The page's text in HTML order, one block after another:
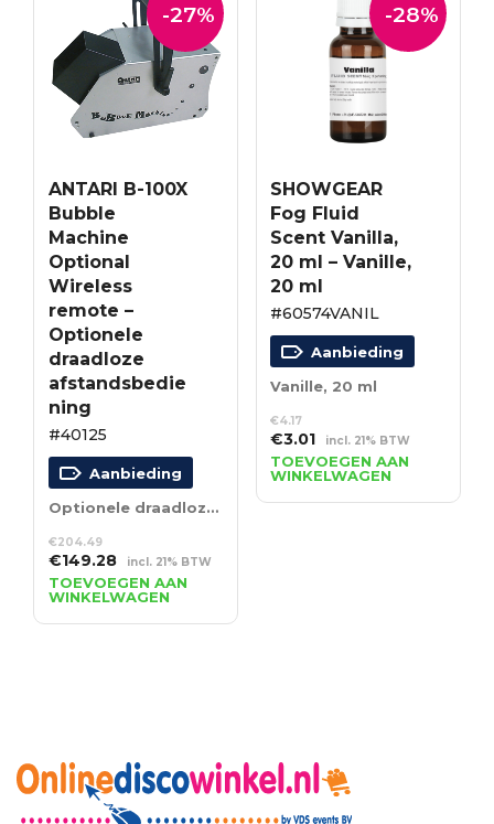
-27%
ANTARI B-100X
Bubble
Machine
Optional
Wireless
remote –
Optionele
draadloze
afstandsbedie
ning
#40125
Aanbieding
Optionele draadloze afstandsbediening
€204.49
Oorspronkelijke
prijs
was:
€204.49.
€149.28Huidige
prijs
is:
€149.28.
incl. 21% BTW
TOEVOEGEN AAN
WINKELWAGEN
-28%
SHOWGEAR
Fog Fluid
Scent Vanilla,
20 ml – Vanille,
20 ml
#60574VANIL
Aanbieding
Vanille, 20 ml
€4.17
Oorspronkelijke
prijs
was:
€4.17.
€3.01Huidige
prijs
is:
€3.01.
incl. 21% BTW
TOEVOEGEN AAN
WINKELWAGEN